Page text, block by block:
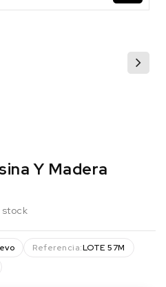
Y Madera
Referencia:LOTE 57M